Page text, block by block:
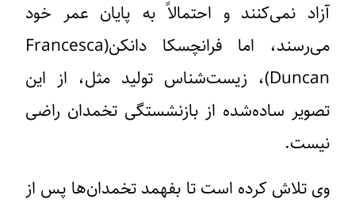
آزاد نمی‌کنند و احتمالاً به پایان عمر خود
می‌رسند، اما فرانچسکا دانکن(Francesca
Duncan)، زیست‌شناس تولید مثل، از این
تصویر ساده‌شده از بازنشستگی تخمدان راضی
نیست.
وی تلاش کرده است تا بفهمد تخمدان‌ها پس از